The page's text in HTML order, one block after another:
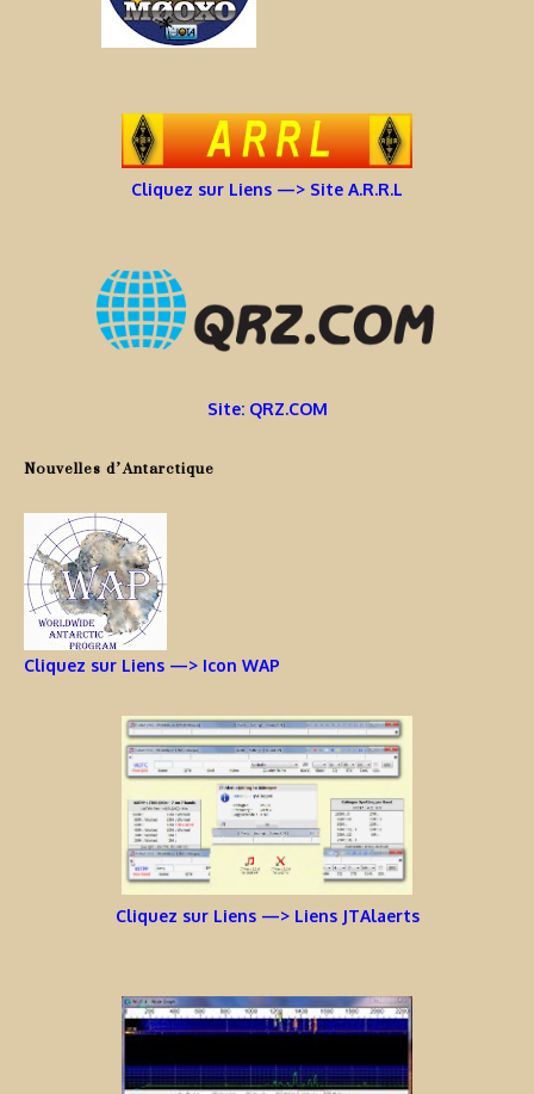
Cliquez sur Liens —> Site A.R.R.L
Site: QRZ.COM
Nouvelles d’Antarctique
Cliquez sur Liens —> Icon WAP
Cliquez sur Liens —> Liens JTAlaerts